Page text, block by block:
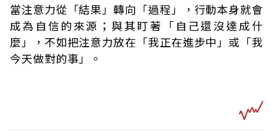
當注意力從「結果」轉向「過程」，行動本身就會
成為自信的來源；與其盯著「自己還沒達成什
麼」，不如把注意力放在「我正在進步中」或「我
今天做對的事」。